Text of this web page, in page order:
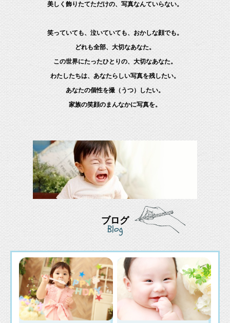
美しく飾りたてただけの、写真なんていらない。
笑っていても、泣いていても、おかしな顔でも。
どれも全部、大切なあなた。
この世界にたったひとりの、大切なあなた。
わたしたちは、あなたらしい写真を残したい。
あなたの個性を撮（うつ）したい。
家族の笑顔のまんなかに写真を。
ブログ
Blog